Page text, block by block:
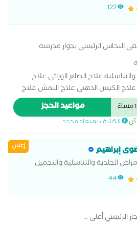
122
النحاس الرئيسي بجوار مدرسه
علاج الصلع الوراثى علاج
الكيس الدهني علاج النمش علاج
عين السمكة علاج فطريات الاظافر عمل
مواعيد الحجز
الكشف بميعاد محدد
إعلان إبراهيم
الجلدية والتناسلية والتجميل
44
الرئيسي أعلى...